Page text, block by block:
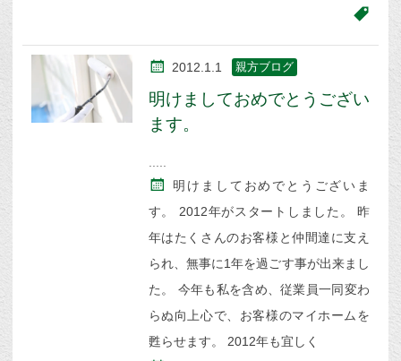
2012.1.1 親方ブログ
明けましておめでとうござい
ます。
明けましておめでとうございま
す。 2012年がスタートしました。 昨
年はたくさんのお客様と仲間達に支え
られ、無事に1年を過ごす事が出来まし
た。 今年も私を含め、従業員一同変わ
らぬ向上心で、お客様のマイホームを
甦らせます。 2012年も宜しく